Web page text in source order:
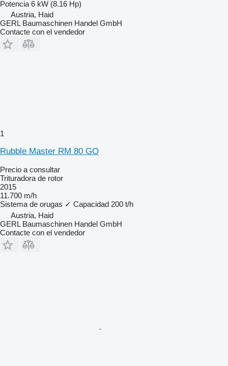
Potencia 6 kW (8.16 Hp)
Austria, Haid
GERL Baumaschinen Handel GmbH
Contacte con el vendedor
1
Rubble Master RM 80 GO
Precio a consultar
Trituradora de rotor
2015
11.700 m/h
Sistema de orugas ✓ Capacidad 200 t/h
Austria, Haid
GERL Baumaschinen Handel GmbH
Contacte con el vendedor